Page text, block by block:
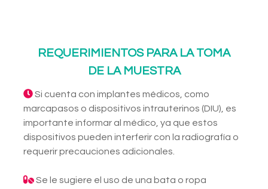
REQUERIMIENTOS PARA LA TOMA
DE LA MUESTRA
Si cuenta con implantes médicos, como
marcapasos o dispositivos intrauterinos (DIU), es
importante informar al médico, ya que estos
dispositivos pueden interferir con la radiografía o
requerir precauciones adicionales.
Se le sugiere el uso de una bata o ropa